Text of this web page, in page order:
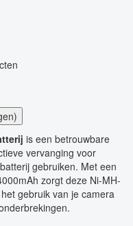
is een betrouwbare
vervanging voor
gebruiken. Met een
zorgt deze Ni-MH-
gebruik van je camera